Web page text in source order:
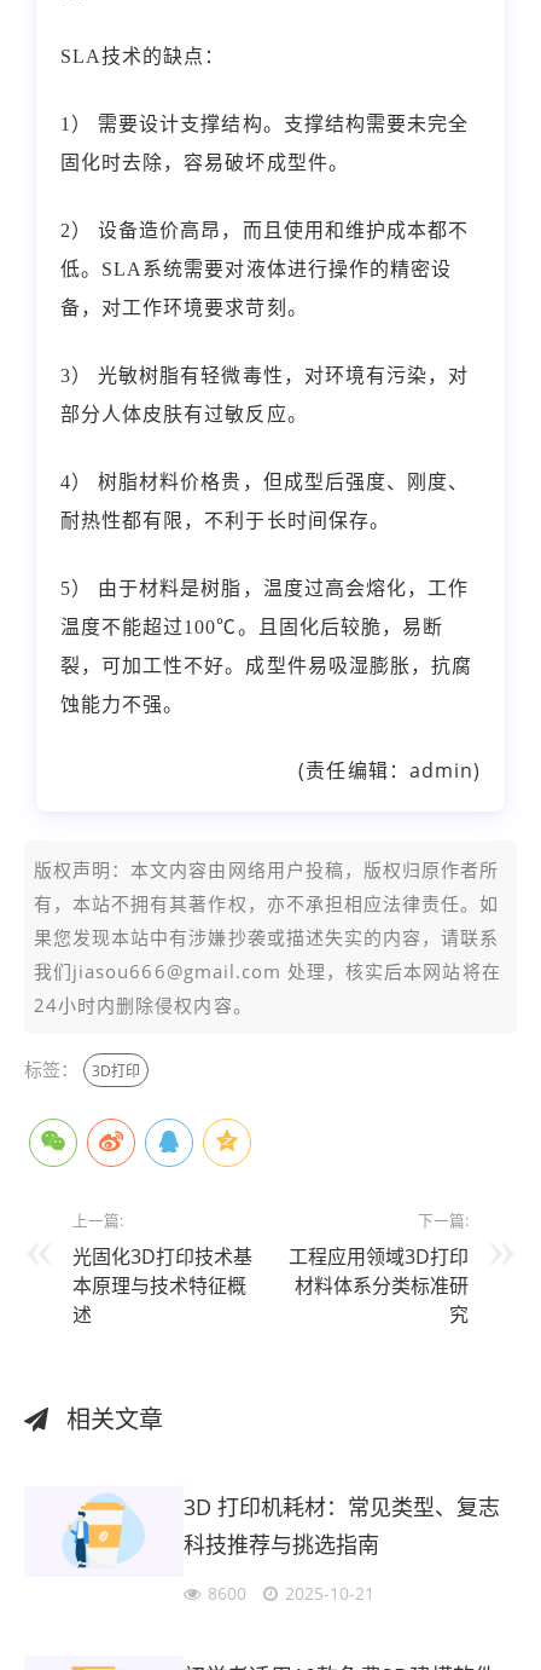
SLA技术的缺点：
1） 需要设计支撑结构。支撑结构需要未完全
固化时去除，容易破坏成型件。
2） 设备造价高昂，而且使用和维护成本都不
低。SLA系统需要对液体进行操作的精密设
备，对工作环境要求苛刻。
3） 光敏树脂有轻微毒性，对环境有污染，对
部分人体皮肤有过敏反应。
4） 树脂材料价格贵，但成型后强度、刚度、
耐热性都有限，不利于长时间保存。
5） 由于材料是树脂，温度过高会熔化，工作
温度不能超过100℃。且固化后较脆，易断
裂，可加工性不好。成型件易吸湿膨胀，抗腐
蚀能力不强。
(责任编辑：admin)
版权声明：本文内容由网络用户投稿，版权归原作者所
有，本站不拥有其著作权，亦不承担相应法律责任。如
果您发现本站中有涉嫌抄袭或描述失实的内容，请联系
我们jiasou666@gmail.com 处理，核实后本网站将在
24小时内删除侵权内容。
标签： 3D打印
上一篇:
光固化3D打印技术基
本原理与技术特征概
述
下一篇:
工程应用领域3D打印
材料体系分类标准研
究
相关文章
3D 打印机耗材：常见类型、复志
科技推荐与挑选指南
8600 2025-10-21